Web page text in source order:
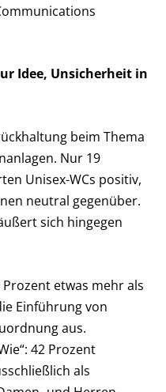
Idee, Unsicherheit in
beim Thema
Nur 19
Unisex-WCs positiv,
neutral gegenüber.
sich hingegen
etwas mehr als
Einführung von
aus.
42 Prozent
als